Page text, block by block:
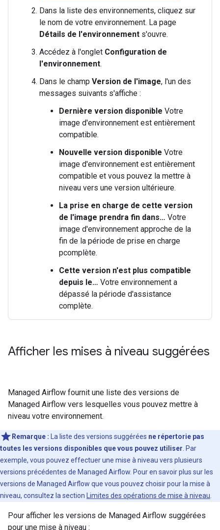
Dans la liste des environnements, cliquez sur
le nom de votre environnement. La page
Détails de l'environnement s'ouvre.
Accédez à l'onglet Configuration de
l'environnement.
Dans le champ Version de l'image, l'un des
messages suivants s'affiche :
Dernière version disponible Votre
image d'environnement est entièrement
compatible.
Nouvelle version disponible Votre
image d'environnement est entièrement
compatible et vous pouvez la mettre à
niveau vers une version ultérieure.
La prise en charge de cette version
de l'image prendra fin dans… Votre
image d'environnement approche de la
fin de la période de prise en charge
pcomplète.
Cette version n'est plus compatible
depuis le… Votre environnement a
dépassé la période d'assistance
complète.
Afficher les mises à niveau suggérées
Managed Airflow fournit une liste des versions de
Managed Airflow vers lesquelles vous pouvez mettre à
niveau votre environnement.
Remarque : La liste des versions suggérées ne répertorie pas
toutes les versions disponibles que vous pouvez utiliser . Par
exemple, vous pouvez effectuer une mise à niveau vers plusieurs
versions précédentes de Managed Airflow. Pour en savoir plus sur les
versions de Managed Airflow que vous pouvez choisir pour la mise à
niveau, consultez la section
Limites des opérations de mise à niveau
Pour afficher les versions de Managed Airflow suggérées
pour une mise à niveau :